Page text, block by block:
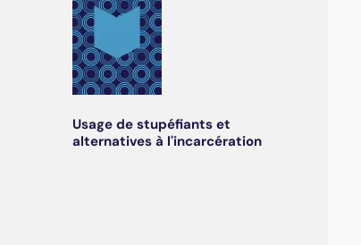
Usage de stupéfiants et
alternatives à l'incarcération